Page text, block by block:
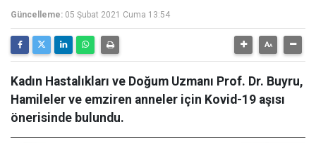
Güncelleme: 05 Şubat 2021 Cuma 13:54
Kadın Hastalıkları ve Doğum Uzmanı Prof. Dr. Buyru,
Hamileler ve emziren anneler için Kovid-19 aşısı
önerisinde bulundu.